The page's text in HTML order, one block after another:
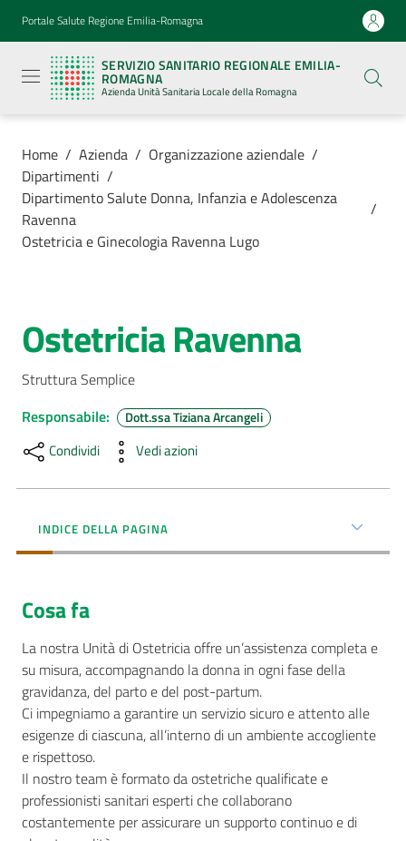
Vai al contenuto
Vai alla navigazione
Vai al footer
Portale Salute Regione Emilia-Romagna
SERVIZIO SANITARIO REGIONALE EMILIA-
ROMAGNA
Azienda Unità Sanitaria Locale della Romagna
Sanitario
Regionale
Emilia-
Romagna
Azienda
Sanitaria
Locale della
Romagna
Azienda
Luoghi
di
Menu selezionato
AUSL
Comunica
Carta
dei
Servizi
Dedicato
a...
Bandi
e
Concorsi
Home / Azienda / Organizzazione aziendale /
Dipartimenti /
Dipartimento Salute Donna, Infanzia e Adolescenza
Ravenna
/
Ostetricia e Ginecologia Ravenna Lugo
Salta al contenuto
Ostetricia Ravenna
Struttura Semplice
Responsabile: Dott.ssa Tiziana Arcangeli
Condividi Vedi azioni
INDICE DELLA PAGINA
Cosa fa
La nostra Unità di Ostetricia offre un’assistenza completa e
su misura, accompagnando la donna in ogni fase della
gravidanza, del parto e del post-partum.
Ci impegniamo a garantire un servizio sicuro e attento alle
esigenze di ciascuna, all’interno di un ambiente accogliente
e rispettoso.
Il nostro team è formato da ostetriche qualificate e
professionisti sanitari esperti che collaborano
costantemente per assicurare un supporto continuo e di